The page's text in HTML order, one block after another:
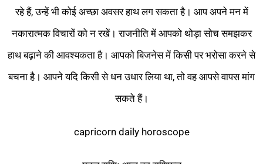
रहे हैं, उन्हें भी कोई अच्छा अवसर हाथ लग सकता है। आप अपने मन में
नकारात्मक विचारों को न रखें। राजनीति में आपको थोड़ा सोच समझकर
हाथ बढ़ाने की आवश्यकता है। आपको बिजनेस में किसी पर भरोसा करने से
बचना है। आपने यदि किसी से धन उधार लिया था, तो वह आपसे वापस मांग
सकते हैं।
capricorn daily horoscope